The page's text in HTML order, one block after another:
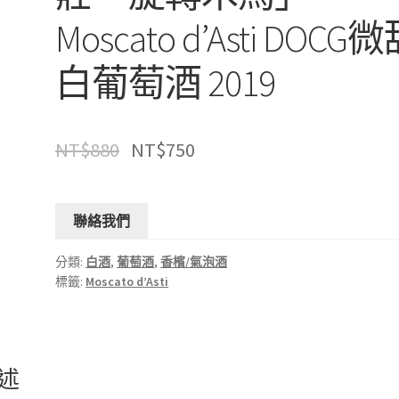
Moscato d’Asti DOCG
白葡萄酒 2019
NT$880 NT$750
聯絡我們
分類: 白酒,葡萄酒,香檳/氣泡酒
標籤: Moscato d’Asti